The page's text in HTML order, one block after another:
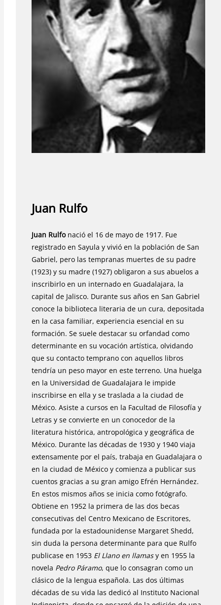
Juan Rulfo
Juan Rulfonació el 16 de mayo de 1917. Fue
registrado en Sayula y vivió en la población de San
Gabriel, pero las tempranas muertes de su padre
(1923) y su madre (1927) obligaron a sus abuelos a
inscribirlo en un internado en Guadalajara, la
capital de Jalisco. Durante sus años en San Gabriel
conoce la biblioteca literaria de un cura, depositada
en la casa familiar, experiencia esencial en su
formación. Se suele destacar su orfandad como
determinante en su vocación artística, olvidando
que su contacto temprano con aquellos libros
tendría un peso mayor en este terreno. Una huelga
en la Universidad de Guadalajara le impide
inscribirse en ella y se traslada a la ciudad de
México. Asiste a cursos en la Facultad de Filosofía y
Letras y se convierte en un conocedor de la
literatura histórica, antropológica y geográfica de
México. Durante las décadas de 1930 y 1940 viaja
extensamente por el país, trabaja en Guadalajara o
en la ciudad de México y comienza a publicar sus
cuentos gracias a su gran amigo Efrén Hernández.
En estos mismos años se inicia como fotógrafo.
Obtiene en 1952 la primera de las dos becas
consecutivas del Centro Mexicano de Escritores,
fundada por la estadounidense Margaret Shedd,
sin duda la persona determinante para que Rulfo
publicase en 1953 El Llano en llamasy en 1955 la
novela Pedro Páramo, que lo consagran como un
clásico de la lengua española. Las dos últimas
décadas de su vida las dedicó al Instituto Nacional